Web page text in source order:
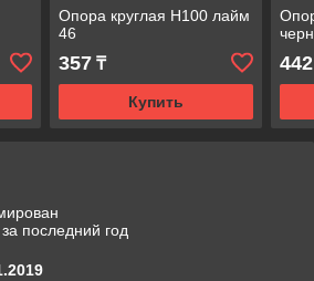
Опора круглая Н100 лайм
46
357₸
Купить
442
последний год